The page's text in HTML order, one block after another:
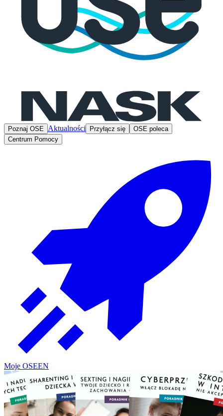
Poznaj OSE Aktualności Przyłącz się
OSE poleca
Centrum Pomocy
Moje OSEEN